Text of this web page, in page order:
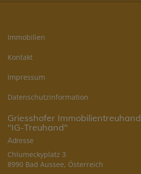
Immobilien
Kontakt
Impressum
Datenschutzinformation
Griesshofer Immobilientreuhand
"IG-Treuhand"
Adresse
Chlumeckyplatz 3
8990 Bad Aussee, Österreich